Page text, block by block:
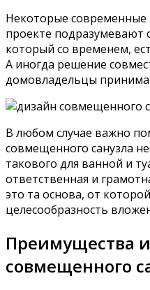
Некоторые современные
проекте подразумевают
который со временем,
А иногда решение
домовладельцы
В любом случае важно
совмещенного санузла
такового для ванной и
ответственная и
это та основа, от
целесообразность
Преимущества
совмещенного